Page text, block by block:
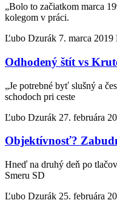
„Bolo to začiatkom marca
kolegom v práci.
Ľubo Dzurák 7. marca 2019
Odhodený štít vs
„Je potrebné byť slušný a
schodoch pri ceste
Ľubo Dzurák 27. februára
Objektívnosť?
Hneď na druhý deň po
Smeru SD
Ľubo Dzurák 25. februára